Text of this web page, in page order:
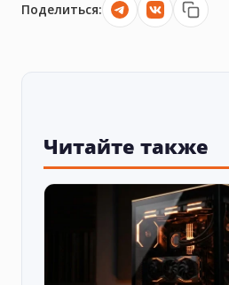
Поделиться:
Читайте также